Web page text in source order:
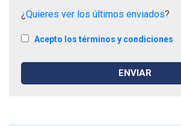
¿Quieres ver los últimos enviados?
Acepto los términos y condiciones